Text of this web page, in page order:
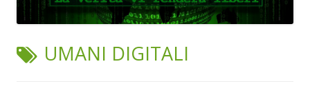
TAG:
UMANI DIGITALI